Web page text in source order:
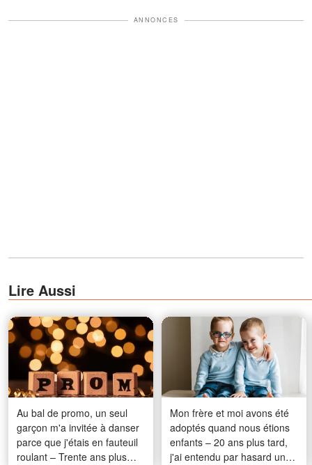
ANNONCES
Lire Aussi
Au bal de promo, un seul
garçon m'a invitée à danser
parce que j'étais en fauteuil
roulant – Trente ans plus
Mon frère et moi avons été
adoptés quand nous étions
enfants – 20 ans plus tard,
j'ai entendu par hasard une